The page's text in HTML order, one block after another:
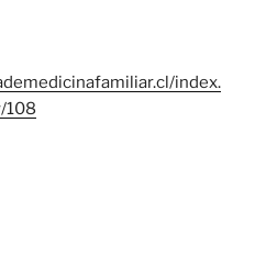
index.
108